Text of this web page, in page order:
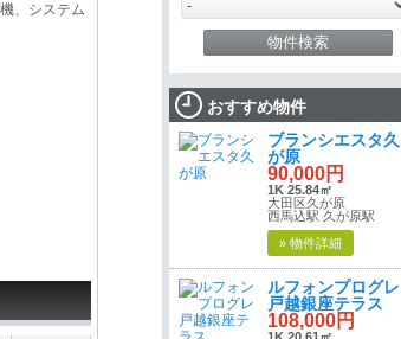
、システム
おすすめ物件
ブランシエスタ久
が原
90,000円
1K 25.84㎡
大田区久が原
西馬込駅 久が原駅
» 物件詳細
ルフォンプログレ
戸越銀座テラス
108,000円